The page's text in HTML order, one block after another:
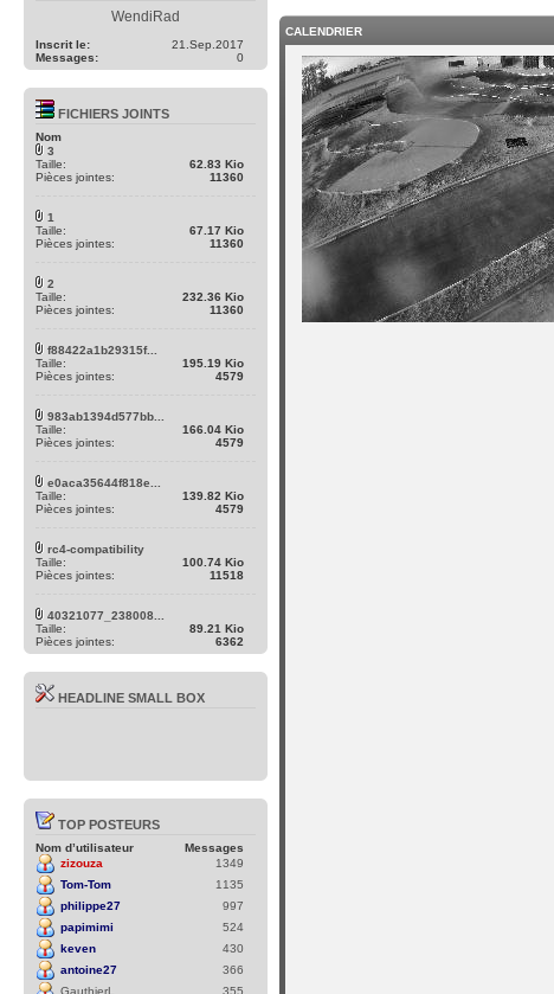
WendiRad
Inscrit le:
21.Sep.2017
Messages:
0
FICHIERS JOINTS
Nom
3
Taille:
62.83 Kio
Pièces jointes:
11360
1
Taille:
67.17 Kio
Pièces jointes:
11360
2
Taille:
232.36 Kio
Pièces jointes:
11360
f88422a1b29315f...
Taille:
195.19 Kio
Pièces jointes:
4579
983ab1394d577bb...
Taille:
166.04 Kio
Pièces jointes:
4579
e0aca35644f818e...
Taille:
139.82 Kio
Pièces jointes:
4579
rc4-compatibility
Taille:
100.74 Kio
Pièces jointes:
11518
40321077_238008...
Taille:
89.21 Kio
Pièces jointes:
6362
HEADLINE SMALL BOX
TOP POSTEURS
Nom d’utilisateur
Messages
zizouza
1349
Tom-Tom
1135
philippe27
997
papimimi
524
keven
430
antoine27
366
GauthierL
355
CALENDRIER